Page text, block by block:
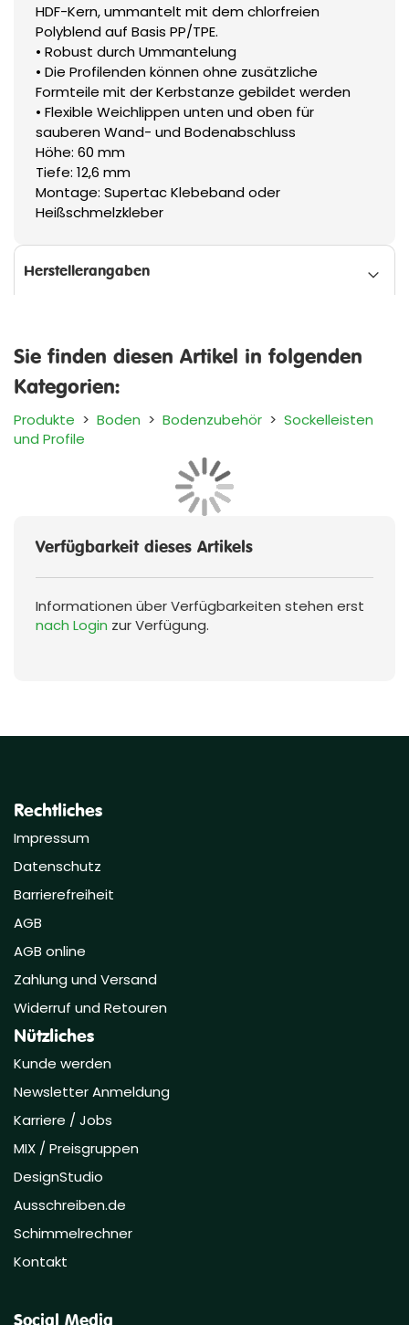
Verfügbarkeit dieses Artikels
Informationen über Verfügbarkeiten stehen erst
nach Login zur Verfügung.
HDF-Kern, ummantelt mit dem chlorfreien
Polyblend auf Basis PP/TPE.
• Robust durch Ummantelung
• Die Profilenden können ohne zusätzliche
Formteile mit der Kerbstanze gebildet werden
• Flexible Weichlippen unten und oben für
sauberen Wand- und Bodenabschluss
Höhe: 60 mm
Tiefe: 12,6 mm
Montage: Supertac Klebeband oder
Heißschmelzkleber
Herstellerangaben
Sie finden diesen Artikel in folgenden
Kategorien:
Produkte > Boden > Bodenzubehör > Sockelleisten
und Profile
Rechtliches
Impressum
Datenschutz
Barrierefreiheit
AGB
AGB online
Zahlung und Versand
Widerruf und Retouren
Nützliches
Kunde werden
Newsletter Anmeldung
Karriere / Jobs
MIX / Preisgruppen
DesignStudio
Ausschreiben.de
Schimmelrechner
Kontakt
Social Media